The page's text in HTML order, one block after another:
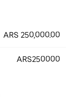
ARS 250,000.00
ARS250000